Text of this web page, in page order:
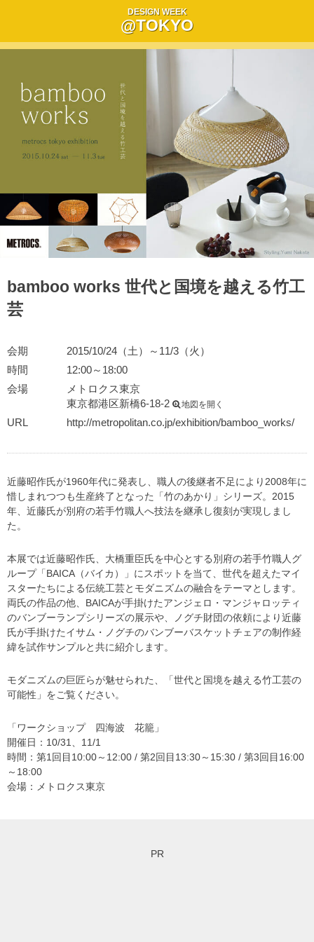
DESIGN WEEK
@TOKYO
bamboo works 世代と国境を越える竹工
芸
会期
2015/10/24（土）～11/3（火）
時間
12:00～18:00
会場
メトロクス東京
東京都港区新橋6-18-2
地図を開く
URL http://metropolitan.co.jp/exhibition/bamboo_works/
近藤昭作氏が1960年代に発表し、職人の後継者不足により2008年に
惜しまれつつも生産終了となった「竹のあかり」シリーズ。2015
年、近藤氏が別府の若手竹職人へ技法を継承し復刻が実現しまし
た。
本展では近藤昭作氏、大橋重臣氏を中心とする別府の若手竹職人グ
ループ「BAICA（バイカ）」にスポットを当て、世代を超えたマイ
スターたちによる伝統工芸とモダニズムの融合をテーマとします。
両氏の作品の他、BAICAが手掛けたアンジェロ・マンジャロッティ
のバンブーランプシリーズの展示や、ノグチ財団の依頼により近藤
氏が手掛けたイサム・ノグチのバンブーバスケットチェアの制作経
緯を試作サンプルと共に紹介します。
モダニズムの巨匠らが魅せられた、「世代と国境を越える竹工芸の
可能性」をご覧ください。
「ワークショップ 四海波 花籠」
開催日：10/31、11/1
時間：第1回目10:00～12:00 / 第2回目13:30～15:30 / 第3回目16:00
～18:00
会場：メトロクス東京
PR